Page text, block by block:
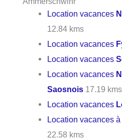
Location vacances
12.84 kms
Location vacances
Location vacances
Location vacances
Saosnois 17.19 kms
Location vacances
Location vacances à
22.58 kms